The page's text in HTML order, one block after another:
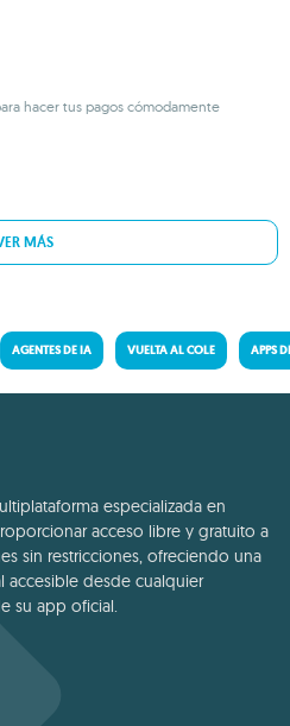
hacer tus pagos cómodamente
MÁS
AGENTES DE IA VUELTA AL COLE APPS
especializada en
acceso libre y gratuito a
sin restricciones, ofreciendo una
accesible desde cualquier
su app oficial.